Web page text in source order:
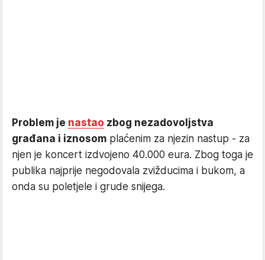
Problem je nastao zbog nezadovoljstva
građana i iznosom plaćenim za njezin nastup - za
njen je koncert izdvojeno 40.000 eura. Zbog toga je
publika najprije negodovala zvižducima i bukom, a
onda su poletjele i grude snijega.